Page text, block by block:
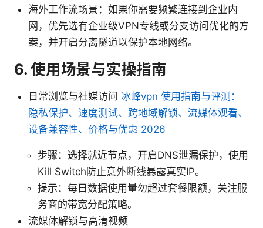
海外工作流场景：如果你需要频繁连接到企业内
网，优先选有企业级VPN专线或分支访问优化的方
案，并开启分离隧道以保护本地网络。
6. 使用场景与实操指南
日常浏览与社媒访问 冰峰vpn 使用指南与评测：
隐私保护、速度测试、跨地域解锁、流媒体观看、
设备兼容性、价格与优惠 2026
步骤：选择就近节点，开启DNS泄漏保护，使用
Kill Switch防止意外断线暴露真实IP。
提示：每日数据使用量勿超过套餐限额，关注服
务商的带宽分配策略。
流媒体解锁与高清视频